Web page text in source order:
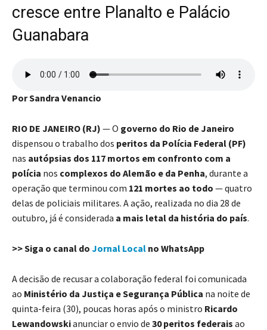
cresce entre Planalto e Palácio
Guanabara
Por Sandra Venancio
RIO DE JANEIRO (RJ) — O governo do Rio de Janeiro
dispensou o trabalho dos peritos da Polícia Federal (PF)
nas autópsias dos 117 mortos em confronto com a
polícia nos complexos do Alemão e da Penha, durante a
operação que terminou com 121 mortes ao todo — quatro
delas de policiais militares. A ação, realizada no dia 28 de
outubro, já é considerada a mais letal da história do país.
>> Siga o canal do Jornal Local no WhatsApp
A decisão de recusar a colaboração federal foi comunicada
ao Ministério da Justiça e Segurança Pública na noite de
quinta-feira (30), poucas horas após o ministro Ricardo
Lewandowskianunciar o envio de 30 peritos federais ao